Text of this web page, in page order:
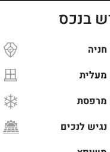
בנכס
חניה
מעלית
מרפסת
נגיש לנכים